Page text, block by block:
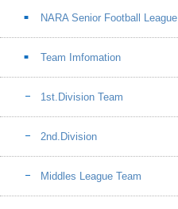
NARA Senior Football League
Team Imfomation
1st.Division Team
2nd.Division
Middles League Team